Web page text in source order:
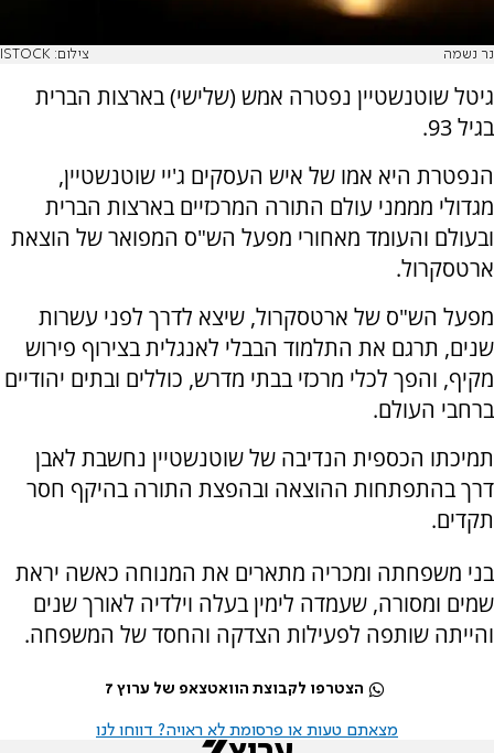
נר נשמה צילום: ISTOCK
גיטל שוטנשטיין נפטרה אמש (שלישי) בארצות הברית
בגיל 93.
הנפטרת היא אמו של איש העסקים ג'יי שוטנשטיין,
מגדולי מממני עולם התורה המרכזיים בארצות הברית
ובעולם והעומד מאחורי מפעל הש"ס המפואר של הוצאת
ארטסקרול.
מפעל הש"ס של ארטסקרול, שיצא לדרך לפני עשרות
שנים, תרגם את התלמוד הבבלי לאנגלית בצירוף פירוש
מקיף, והפך לכלי מרכזי בבתי מדרש, כוללים ובתים יהודיים
ברחבי העולם.
תמיכתו הכספית הנדיבה של שוטנשטיין נחשבת לאבן
דרך בהתפתחות ההוצאה ובהפצת התורה בהיקף חסר
תקדים.
בני משפחתה ומכריה מתארים את המנוחה כאשה יראת
שמים ומסורה, שעמדה לימין בעלה וילדיה לאורך שנים
והייתה שותפה לפעילות הצדקה והחסד של המשפחה.
הצטרפו לקבוצת הוואטצאפ של ערוץ 7
מצאתם טעות או פרסומת לא ראויה? דווחו לנו